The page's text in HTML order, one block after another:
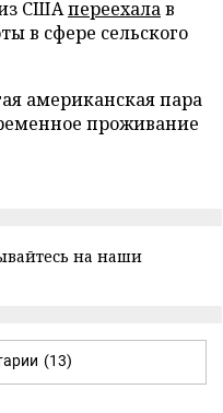
СШАпереехалав
в сфере сельского
американская пара
проживание
на наши
(13)